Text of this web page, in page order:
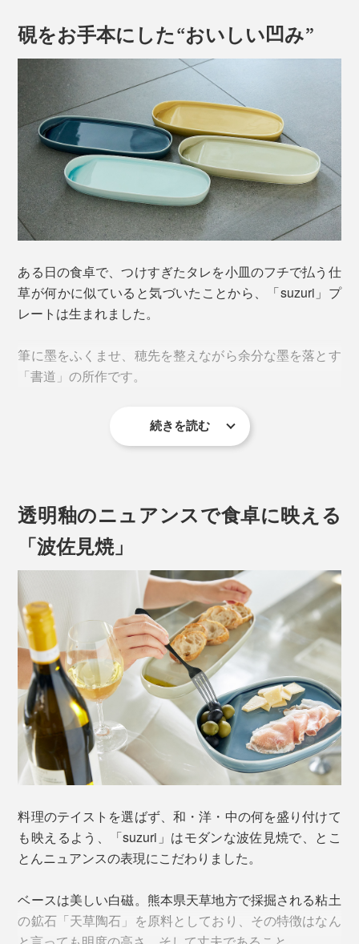
硯をお手本にした“おいしい凹み”
ある日の食卓で、つけすぎたタレを小皿のフチで払う仕
草が何かに似ていると気づいたことから、「suzuri」プ
レートは生まれました。
筆に墨をふくませ、穂先を整えながら余分な墨を落とす
「書道」の所作です。
硯のカタチって、理にかなっていたんだ……！
硯の丘（墨を磨るところ）にあたる平面には料理を盛り
付けて、海（墨を溜めるところ）にあたるくぼみには、
タレや薬味、汁気の多い副菜などを添えて。
続きを読む
透明釉のニュアンスで食卓に映える
「波佐見焼」
料理のテイストを選ばず、和・洋・中の何を盛り付けて
も映えるよう、「suzuri」はモダンな波佐見焼で、とこ
とんニュアンスの表現にこだわりました。
ベースは美しい白磁。熊本県天草地方で採掘される粘土
の鉱石「天草陶石」を原料としており、その特徴はなん